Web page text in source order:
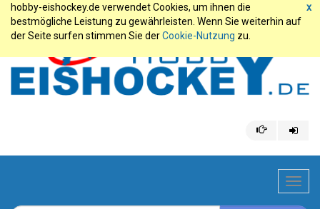
x
hobby-eishockey.de verwendet Cookies, um ihnen die
bestmögliche Leistung zu gewährleisten. Wenn Sie weiterhin auf
der Seite surfen stimmen Sie derCookie-Nutzung zu.